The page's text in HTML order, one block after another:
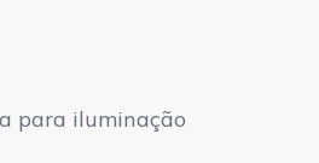
para iluminação